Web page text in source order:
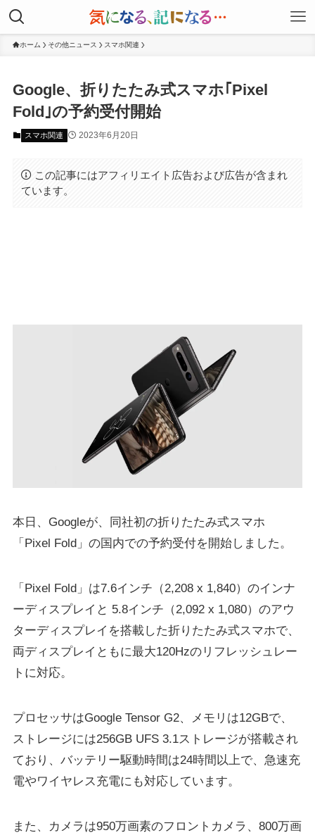
ホーム その他ニュース スマホ関連
Google、折りたたみ式スマホ｢Pixel
Fold｣の予約受付開始
スマホ関連 2023年6月20日
この記事にはアフィリエイト広告および広告が含まれ
ています。
本日、Googleが、同社初の折りたたみ式スマホ
「Pixel Fold」の国内での予約受付を開始しました。
「Pixel Fold」は7.6インチ（2,208 x 1,840）のインナ
ーディスプレイと 5.8インチ（2,092 x 1,080）のアウ
ターディスプレイを搭載した折りたたみ式スマホで、
両ディスプレイともに最大120Hzのリフレッシュレー
トに対応。
プロセッサはGoogle Tensor G2、メモリは12GBで、
ストレージには256GB UFS 3.1ストレージが搭載され
ており、バッテリー駆動時間は24時間以上で、急速充
電やワイヤレス充電にも対応しています。
また、カメラは950万画素のフロントカメラ、800万画